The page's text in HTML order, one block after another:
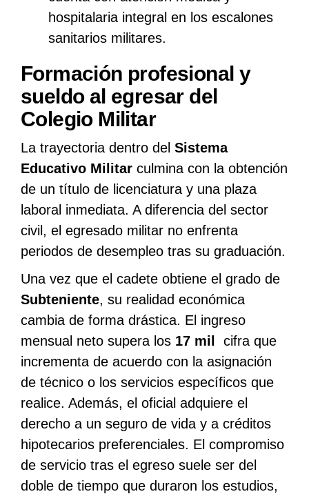
hospitalaria integral en los escalones
sanitarios militares.
Formación profesional y
sueldo al egresar del
Colegio Militar
La trayectoria dentro del Sistema
Educativo Militar culmina con la obtención
de un título de licenciatura y una plaza
laboral inmediata. A diferencia del sector
civil, el egresado militar no enfrenta
periodos de desempleo tras su graduación.
Una vez que el cadete obtiene el grado de
Subteniente, su realidad económica
cambia de forma drástica. El ingreso
mensual neto supera los 17 mil
cifra que
incrementa de acuerdo con la asignación
de técnico o los servicios específicos que
realice. Además, el oficial adquiere el
derecho a un seguro de vida y a créditos
hipotecarios preferenciales. El compromiso
de servicio tras el egreso suele ser del
doble de tiempo que duraron los estudios,